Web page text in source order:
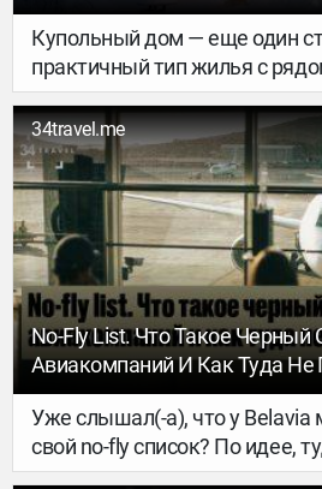
Палатке
Купольный дом — еще один
практичный тип жилья с
энергоэффективность,
стоимость, бесконечные
дизайнерских решений,
вид. Тенденция отдыхать в
набирает обороты, и с
появляются все новые места
34travel.me
No-Fly List. Что Такое Черный
Авиакомпаний И Как Туда Не
Уже слышал(-а), что у Belavia
свой no-fly список? По идее,
«опасных» и «непослушных»